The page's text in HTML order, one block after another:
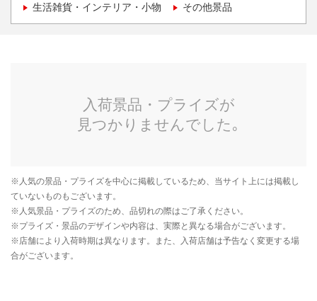
生活雑貨・インテリア・小物 その他景品